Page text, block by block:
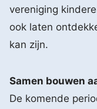
vereniging
ook laten
kan zijn.
Samen bouwen
De komende